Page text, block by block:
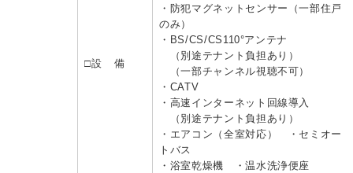
□設 備
・防犯マグネットセンサー（一部住戸
のみ）
・BS/CS/CS110°アンテナ
（別途テナント負担あり）
（一部チャンネル視聴不可）
・CATV
・高速インターネット回線導入
（別途テナント負担あり）
・エアコン（全室対応） ・セミオー
トバス
・浴室乾燥機 ・温水洗浄便座